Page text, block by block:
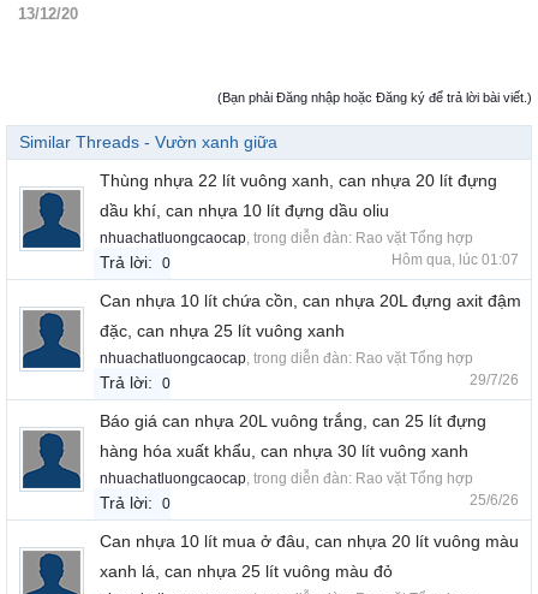
13/12/20
(Bạn phải Đăng nhập hoặc Đăng ký để trả lời bài viết.)
Similar Threads - Vườn xanh giữa
Thùng nhựa 22 lít vuông xanh, can nhựa 20 lít đựng
dầu khí, can nhựa 10 lít đựng dầu oliu
nhuachatluongcaocap, trong diễn đàn: Rao vặt Tổng hợp
Trả lời: 0 Hôm qua, lúc 01:07
Can nhựa 10 lít chứa cồn, can nhựa 20L đựng axit đậm
đặc, can nhựa 25 lít vuông xanh
nhuachatluongcaocap, trong diễn đàn: Rao vặt Tổng hợp
Trả lời: 0 29/7/26
Báo giá can nhựa 20L vuông trắng, can 25 lít đựng
hàng hóa xuất khẩu, can nhựa 30 lít vuông xanh
nhuachatluongcaocap, trong diễn đàn: Rao vặt Tổng hợp
Trả lời: 0 25/6/26
Can nhựa 10 lít mua ở đâu, can nhựa 20 lít vuông màu
xanh lá, can nhựa 25 lít vuông màu đỏ